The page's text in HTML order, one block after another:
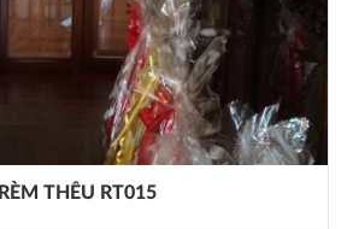
RÈM THÊU RT015